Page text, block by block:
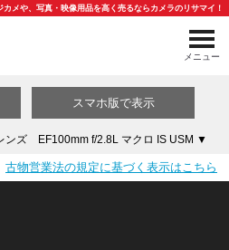
メや、写真・映像用品を高く売るならカメラのリサマイ！
メニュー
スマホ版で表示
ズ EF100mm f/2.8L マクロ IS USM ▼
古物営業法の規定に基づく表示はこちら